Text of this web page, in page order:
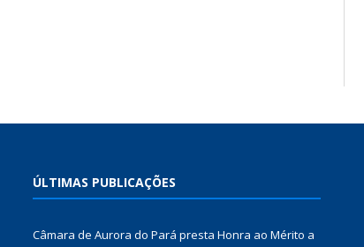
ÚLTIMAS PUBLICAÇÕES
Câmara de Aurora do Pará presta Honra ao Mérito a